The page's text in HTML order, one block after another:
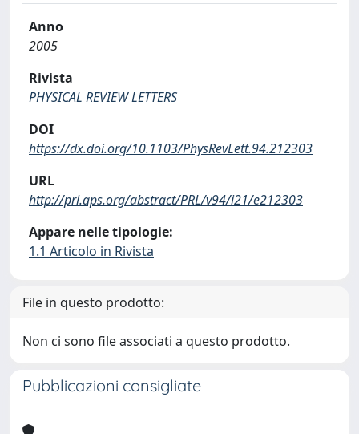
Anno
2005
Rivista
PHYSICAL REVIEW LETTERS
DOI
https://dx.doi.org/10.1103/PhysRevLett.94.212303
URL
http://prl.aps.org/abstract/PRL/v94/i21/e212303
Appare nelle tipologie:
1.1 Articolo in Rivista
File in questo prodotto:
Non ci sono file associati a questo prodotto.
Pubblicazioni consigliate